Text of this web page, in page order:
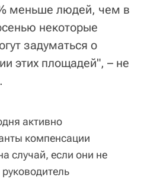
меньше людей, чем в
некоторые
задуматься о
этих площадей", – не
активно
компенсации
случай, если они не